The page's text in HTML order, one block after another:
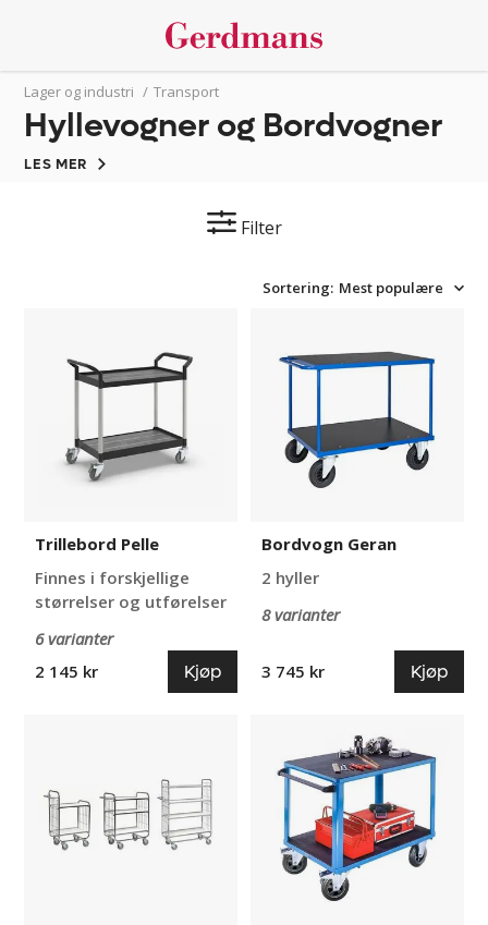
Lager og industri / Transport
Hyllevogner og Bordvogner
LES MER
Filter
Sortering: Mest populære
Trillebord Pelle
Finnes i forskjellige
størrelser og utførelser
6 varianter
2 145 kr
Kjøp
Bordvogn Geran
2 hyller
8 varianter
3 745 kr Kjøp
kapasitet
500
Industri